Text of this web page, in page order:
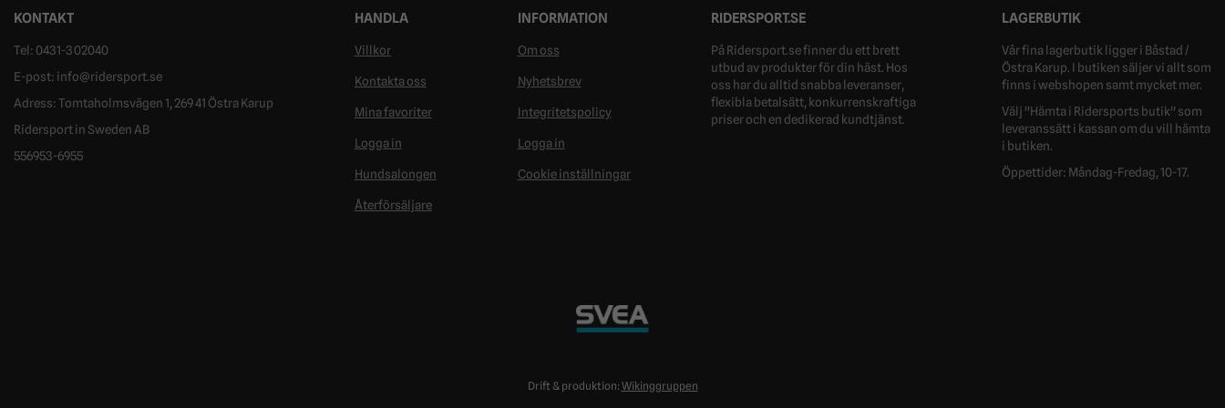
KONTAKT
Tel: 0431-302040
E-post: info@ridersport.se
Adress: Tomtaholmsvägen 1, 269 41 Östra Karup
Ridersport in Sweden AB
556953-6955
HANDLA
Villkor
Kontakta oss
Mina favoriter
Logga in
Hundsalongen
Återförsäljare
INFORMATION
Om oss
Nyhetsbrev
Integritetspolicy
Logga in
Cookie inställningar
RIDERSPORT.SE
På Ridersport.se finner du ett brett
utbud av produkter för din häst. Hos
oss har du alltid snabba leveranser,
flexibla betalsätt, konkurrenskraftiga
priser och en dedikerad kundtjänst.
LAGERBUTIK
Vår fina lagerbutik ligger i Båstad /
Östra Karup. I butiken säljer vi allt som
finns i webshopen samt mycket mer.
Välj "Hämta i Ridersports butik" som
leveranssätt i kassan om du vill hämta
i butiken.
Öppettider: Måndag-Fredag, 10-17.
Drift & produktion: Wikinggruppen